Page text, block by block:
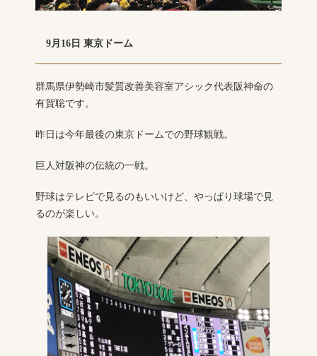
9月16日 東京ドーム
群馬県伊勢崎市髪質改善美容室アシック代表阪神命の
有賀聡です。
昨日は今年最後の東京ドームでの野球観戦。
巨人対阪神の伝統の一戦。
野球はテレビで見るのもいいけど、やっぱり球場で見
るのが楽しい。